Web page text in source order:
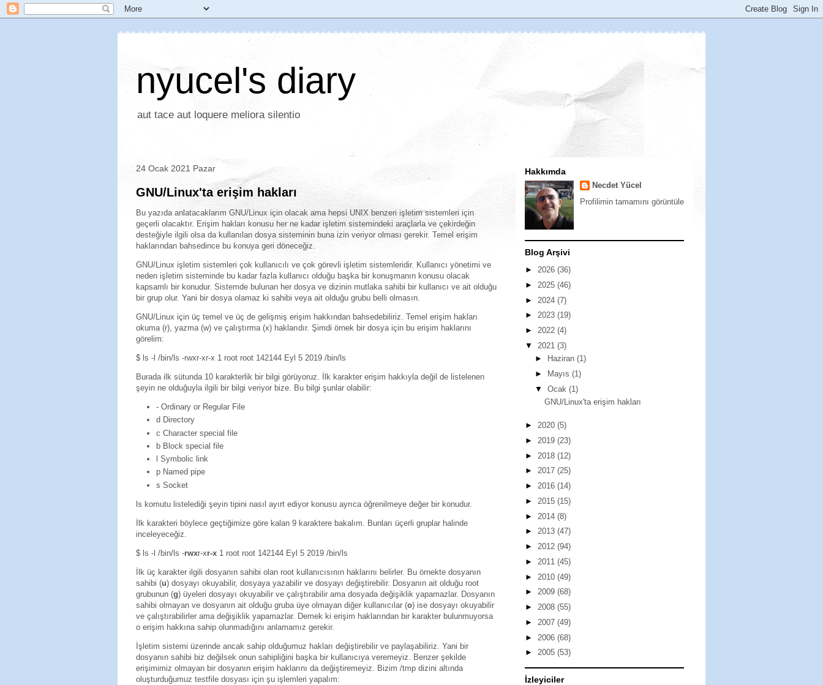
nyucel's diary
aut tace aut loquere meliora silentio
24 Ocak 2021 Pazar
GNU/Linux'ta erişim hakları
Bu yazıda anlatacaklarım GNU/Linux için olacak ama hepsi UNIX benzeri işletim sistemleri için
geçerli olacaktır. Erişim hakları konusu her ne kadar işletim sistemindeki araçlarla ve çekirdeğin
desteğiyle ilgili olsa da kullanılan dosya sisteminin buna izin veriyor olması gerekir. Temel erişim
haklarından bahsedince bu konuya geri döneceğiz.
GNU/Linux işletim sistemleri çok kullanıcılı ve çok görevli işletim sistemleridir. Kullanıcı yönetimi ve
neden işletim sisteminde bu kadar fazla kullanıcı olduğu başka bir konuşmanın konusu olacak
kapsamlı bir konudur. Sistemde bulunan her dosya ve dizinin mutlaka sahibi bir kullanıcı ve ait olduğu
bir grup olur. Yani bir dosya olamaz ki sahibi veya ait olduğu grubu belli olmasın.
GNU/Linux için üç temel ve üç de gelişmiş erişim hakkından bahsedebiliriz. Temel erişim hakları
okuma (r), yazma (w) ve çalıştırma (x) haklarıdır. Şimdi örnek bir dosya için bu erişim haklarını
görelim:
$ ls -l /bin/ls -rwxr-xr-x 1 root root 142144 Eyl 5 2019 /bin/ls
Burada ilk sütunda 10 karakterlik bir bilgi görüyoruz. İlk karakter erişim hakkıyla değil de listelenen
şeyin ne olduğuyla ilgili bir bilgi veriyor bize. Bu bilgi şunlar olabilir:
- Ordinary or Regular File
d Directory
c Character special file
b Block special file
l Symbolic link
p Named pipe
s Socket
ls komutu listelediği şeyin tipini nasıl ayırt ediyor konusu ayrıca öğrenilmeye değer bir konudur.
İlk karakteri böylece geçtiğimize göre kalan 9 karaktere bakalım. Bunları üçerli gruplar halinde
inceleyeceğiz.
$ ls -l /bin/ls -rwxr-xr-x 1 root root 142144 Eyl 5 2019 /bin/ls
İlk üç karakter ilgili dosyanın sahibi olan root kullanıcısının haklarını belirler. Bu örnekte dosyanın
sahibi (u) dosyayı okuyabilir, dosyaya yazabilir ve dosyayı değiştirebilir. Dosyanın ait olduğu root
grubunun (g) üyeleri dosyayı okuyabilir ve çalıştırabilir ama dosyada değişiklik yapamazlar. Dosyanın
sahibi olmayan ve dosyanın ait olduğu gruba üye olmayan diğer kullanıcılar (o) ise dosyayı okuyabilir
ve çalıştırabilirler ama değişiklik yapamazlar. Demek ki erişim haklarından bir karakter bulunmuyorsa
o erişim hakkına sahip olunmadığını anlamamız gerekir.
İşletim sistemi üzerinde ancak sahip olduğumuz hakları değiştirebilir ve paylaşabiliriz. Yani bir
dosyanın sahibi biz değilsek onun sahipliğini başka bir kullanıcıya veremeyiz. Benzer şekilde
erişimimiz olmayan bir dosyanın erişim haklarını da değiştiremeyiz. Bizim /tmp dizini altında
oluşturduğumuz testfile dosyası için şu işlemleri yapalım:
Hakkımda
Necdet Yücel
Profilimin tamamını görüntüle
Blog Arşivi
► 2026 (36)
► 2025 (46)
► 2024 (7)
► 2023 (19)
► 2022 (4)
▼ 2021 (3)
►
Haziran (1)
►
Mayıs (1)
▼ Ocak (1)
GNU/Linux'ta erişim hakları
► 2020 (5)
► 2019 (23)
► 2018 (12)
► 2017 (25)
► 2016 (14)
► 2015 (15)
► 2014 (8)
► 2013 (47)
► 2012 (94)
► 2011 (45)
► 2010 (49)
► 2009 (68)
► 2008 (55)
► 2007 (49)
► 2006 (68)
► 2005 (53)
İzleyiciler